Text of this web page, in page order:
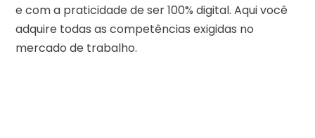
e com a praticidade de ser 100% digital. Aqui você
adquire todas as competências exigidas no
mercado de trabalho.